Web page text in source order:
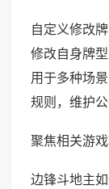
自定义修改
修改自身牌
用于多种场
规则，维护公
聚焦相关游
边锋斗地主